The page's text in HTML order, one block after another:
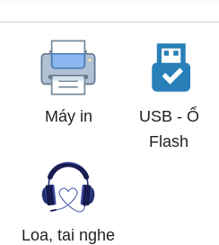
Máy in
Loa, tai nghe
USB - Ổ
Flash